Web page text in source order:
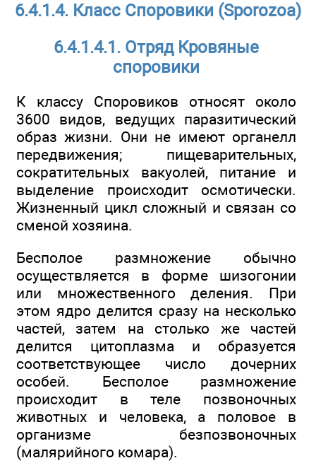
6.4.1.4. Класс Споровики (Sporozoa)
6.4.1.4.1. Отряд Кровяные
споровики
К классу Споровиков относят около
3600 видов, ведущих паразитический
образ жизни. Они не имеют органелл
передвижения; пищеварительных,
сократительных вакуолей, питание и
выделение происходит осмотически.
Жизненный цикл сложный и связан со
сменой хозяина.
Бесполое размножение обычно
осуществляется в форме шизогонии
или множественного деления. При
этом ядро делится сразу на несколько
частей, затем на столько же частей
делится цитоплазма и образуется
соответствующее число дочерних
особей. Бесполое размножение
происходит в теле позвоночных
животных и человека, а половое в
организме безпозвоночных
(малярийного комара).